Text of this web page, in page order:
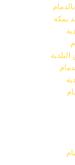
بمكة